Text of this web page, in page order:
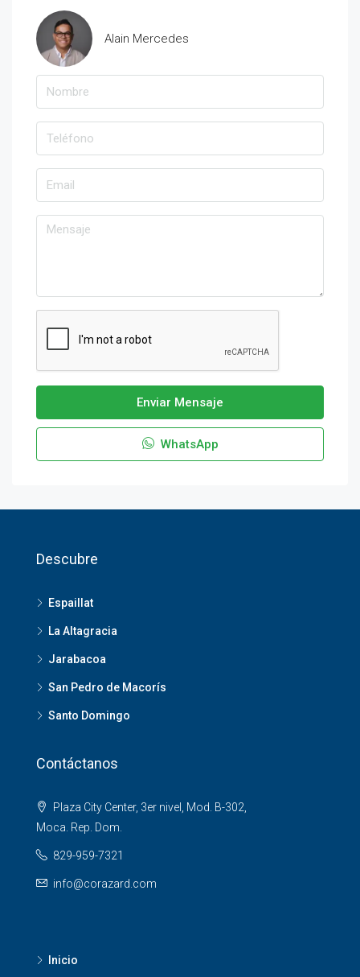
Alain Mercedes
Enviar Mensaje
WhatsApp
Descubre
Espaillat
La Altagracia
Jarabacoa
San Pedro de Macorís
Santo Domingo
Contáctanos
Plaza City Center, 3er nivel, Mod. B-302,
Moca. Rep. Dom.
829-959-7321
info@corazard.com
Inicio